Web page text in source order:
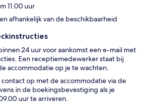
11.00 uur
afhankelijk van de beschikbaarheid
24 uur voor aankomst een e-mail met
Een receptiemedewerker staat bij
accommodatie op je te wachten.
op met de accommodatie via de
in de boekingsbevestiging als je
uur te arriveren.